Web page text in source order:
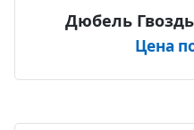
Дюбель
Цена